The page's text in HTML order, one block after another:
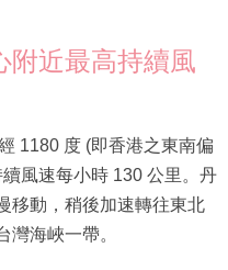
附近最高持續風
1180 度 (即香港之東南偏
風速每小時 130 公里。丹
移動，稍後加速轉往東北
海峽一帶。